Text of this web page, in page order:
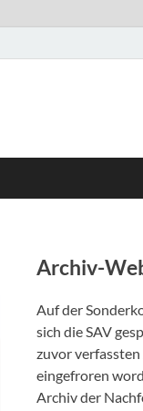
Archiv-
Auf der
sich die SAV
zuvor
eingefroren
Archiv der